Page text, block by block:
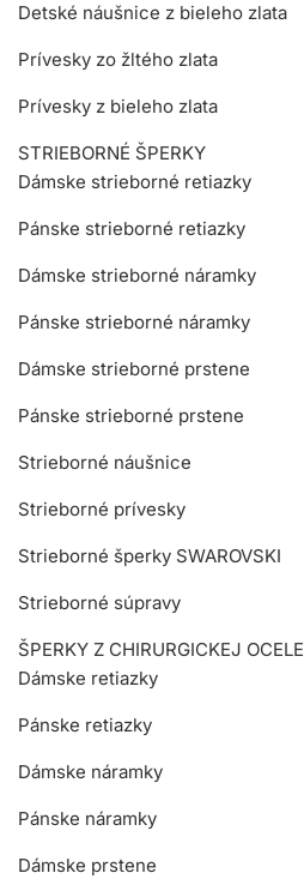
Detské náušnice z bieleho zlata
Prívesky zo žltého zlata
Prívesky z bieleho zlata
STRIEBORNÉ ŠPERKY
Dámske strieborné retiazky
Pánske strieborné retiazky
Dámske strieborné náramky
Pánske strieborné náramky
Dámske strieborné prstene
Pánske strieborné prstene
Strieborné náušnice
Strieborné prívesky
Strieborné šperky SWAROVSKI
Strieborné súpravy
ŠPERKY Z CHIRURGICKEJ OCELE
Dámske retiazky
Pánske retiazky
Dámske náramky
Pánske náramky
Dámske prstene